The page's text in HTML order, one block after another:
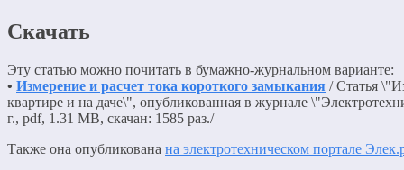
Скачать
Эту статью можно почитать в бумажно-журнальном варианте:
• Измерение и расчет тока короткого замыкания / Статья
квартире и на даче\", опубликованная в журнале
г., pdf, 1.31 MB, скачан: 1585 раз./
Также она опубликована на электротехническом портале